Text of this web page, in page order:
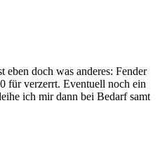
doch was anderes: Fender
für verzerrt. Eventuell noch ein
ich mir dann bei Bedarf samt